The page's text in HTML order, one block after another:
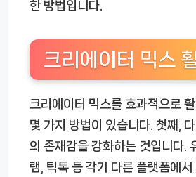
한 방법입니다.
크리에이터 믹스
크리에이터 믹스를 효과적으로
몇 가지 방법이 있습니다. 첫째,
의 존재감을 강화하는 것입니다.
램, 틱톡 등 각기 다른 플랫폼에서